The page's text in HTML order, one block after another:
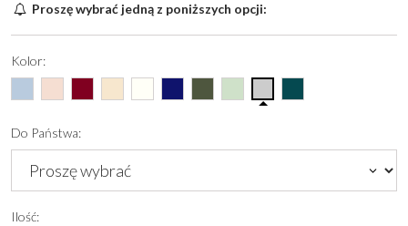
Proszę wybrać jedną z poniższych opcji:
Kolor:
Do Państwa:
Ilość: